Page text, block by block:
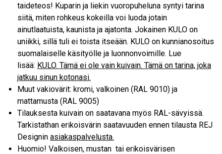
taideteos! Kuparin ja liekin vuoropuheluna syntyi tarina
siitä, miten rohkeus kokeilla voi luoda jotain
ainutlaatuista, kaunista ja ajatonta. Jokainen KULO on
uniikki, sillä tuli ei toista itseään. KULO on kunnianosoitus
suomalaiselle käsityölle ja luonnonvoimille. Lue
lisää: KULO. Tämä ei ole vain kuivain. Tämä on tarina, joka
jatkuu sinun kotonasi.
Muut vakiovärit: kromi, valkoinen (RAL 9010) ja
mattamusta (RAL 9005) ​
Tilauksesta kuivain on saatavana myös RAL-sävyissä.
Tarkistathan erikoisvärin saatavuuden ennen tilausta REJ
Designin asiakaspalvelusta.
Huomio! Valkoisen, mustan tai erikoisvärisen